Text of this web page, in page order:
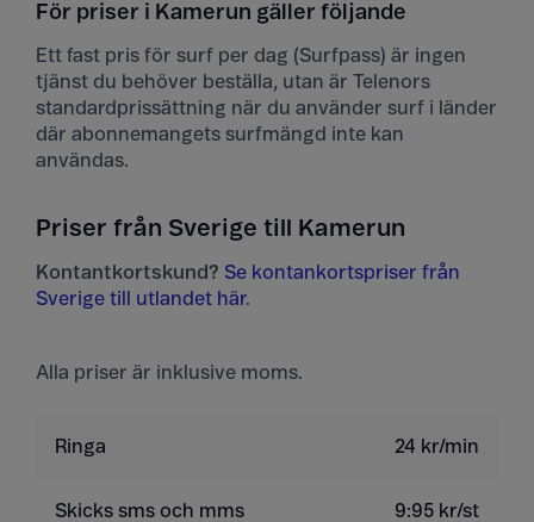
För priser i Kamerun gäller följande
Ett fast pris för surf per dag (Surfpass) är ingen
tjänst du behöver beställa, utan är Telenors
standardprissättning när du använder surf i länder
där abonnemangets surfmängd inte kan
användas.
Priser från Sverige till Kamerun
Kontantkortskund? Se kontankortspriser från
Sverige till utlandet här.
Alla priser är inklusive moms.
Ringa 24 kr/min
Skicks sms och mms 9:95 kr/st